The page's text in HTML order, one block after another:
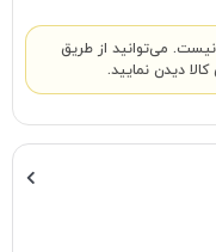
نیست. می‌توانید از طریق
دیدن نمایید.